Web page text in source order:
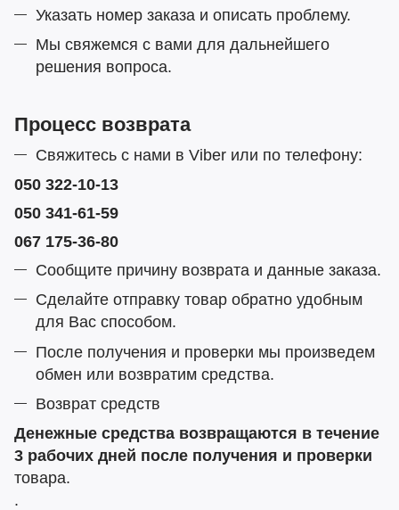
Указать номер заказа и описать проблему.
Мы свяжемся с вами для дальнейшего
решения вопроса.
Процесс возврата
Свяжитесь с нами в Viber или по телефону:
050 322-10-13
050 341-61-59
067 175-36-80
Сообщите причину возврата и данные заказа.
Сделайте отправку товар обратно удобным
для Вас способом.
После получения и проверки мы произведем
обмен или возвратим средства.
Возврат средств
Денежные средства возвращаются в течение
3 рабочих дней после получения и проверки
товара.
.